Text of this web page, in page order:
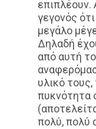
επιπλέουν.
γεγονός
μεγάλο
Δηλαδή
από αυτή
υλικό
πυκνότητα
πολύ, πολύ